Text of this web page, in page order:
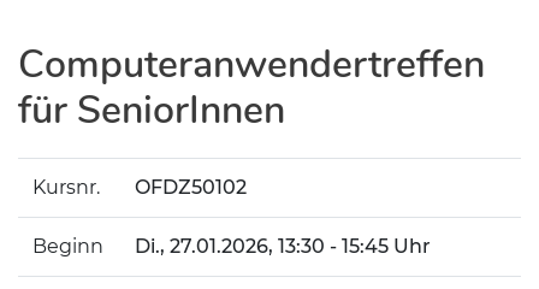
Computeranwendertreffen
für SeniorInnen
Kursnr. OFDZ50102
Beginn Di., 27.01.2026, 13:30 - 15:45 Uhr